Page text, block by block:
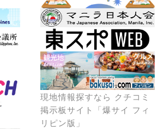
現地情報探すなら クチコミ
掲示板サイト「爆サイ フィ
リピン版」